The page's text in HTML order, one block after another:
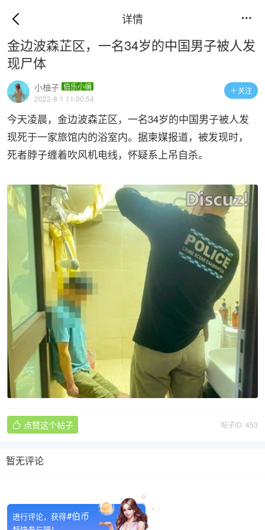
详情 
金边波森芷区，一名34岁的中国男子被人发
现尸体
关注
小柚子 伯乐小编
2023-8-1 11:00:54
今天凌晨，金边波森芷区，一名34岁的中国男子被人发
现死于一家旅馆内的浴室内。据柬媒报道，被发现时，
死者脖子缠着吹风机电线，怀疑系上吊自杀。
帖子ID: 453
 点赞这个帖子
暂无评论

进行评论，获得#伯币